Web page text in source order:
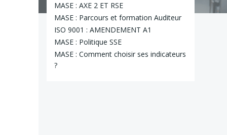
MASE : AXE 2 ET RSE
MASE : Parcours et formation Auditeur
ISO 9001 : AMENDEMENT A1
MASE : Politique SSE
MASE : Comment choisir ses indicateurs
?